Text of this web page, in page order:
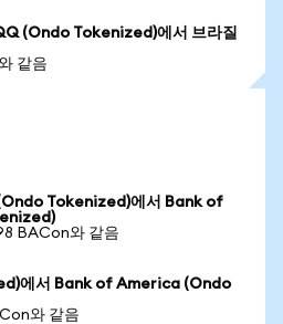
(Ondo Tokenized)에서 브라질
같음
Tokenized)에서 Bank of
BACon와 같음
에서 Bank of America (Ondo
와 같음